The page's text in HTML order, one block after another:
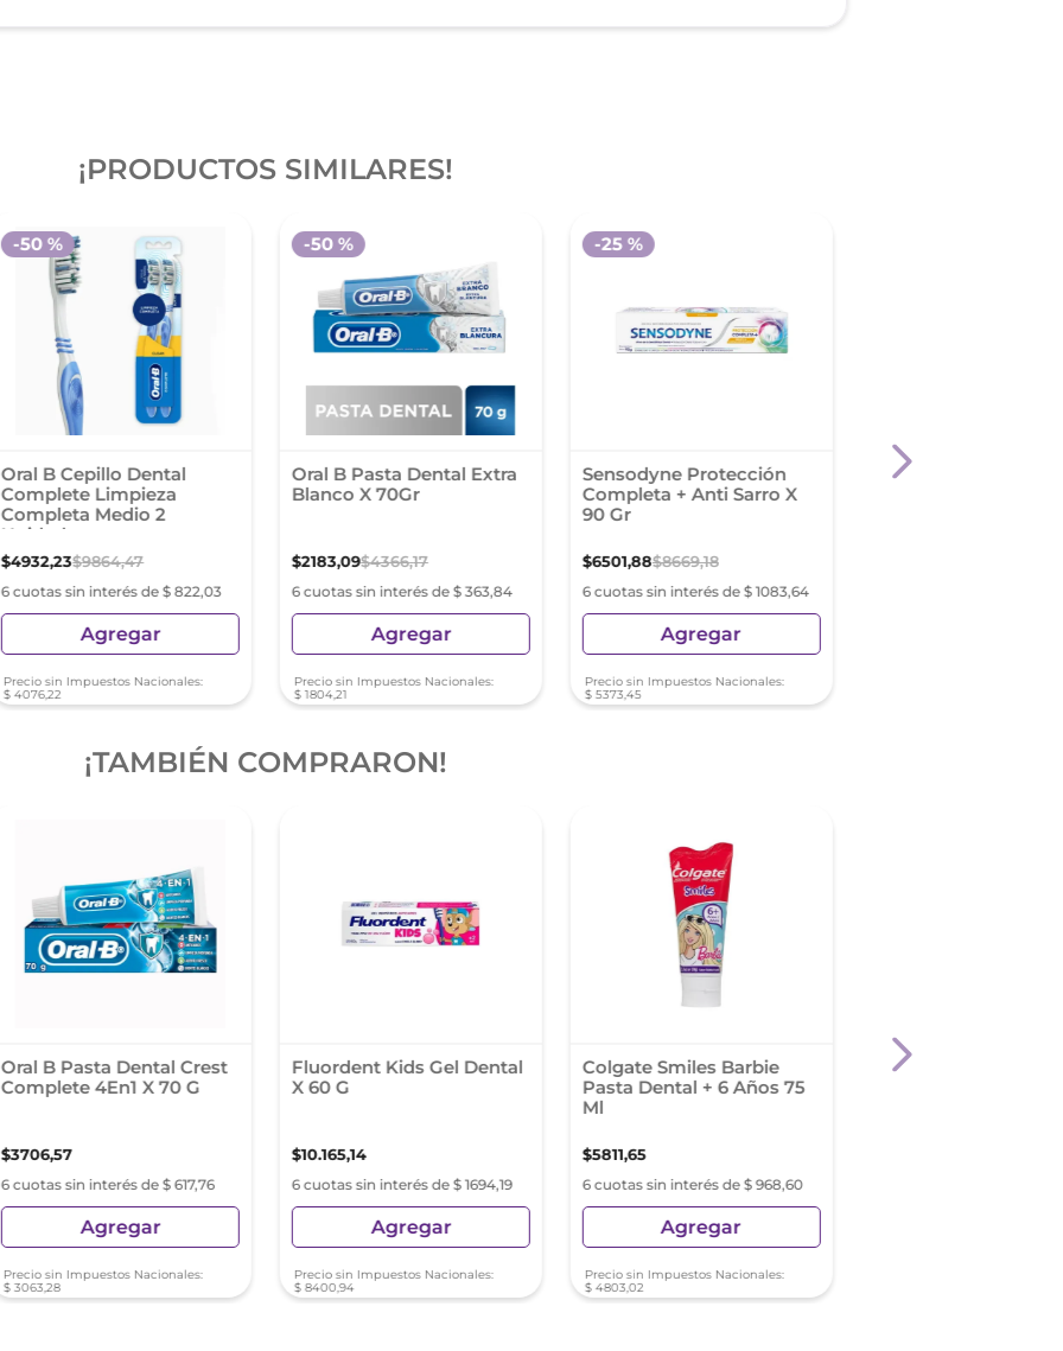
¡PRODUCTOS SIMILARES!
Oral B Cepillo Dental
Complete Limpieza
Completa Medio 2
Unidades
$4932,23$9864,47
6 cuotas sin interés de $ 822,03
-50 %
Agregar
Precio sin Impuestos Nacionales:
$ 4076,22
Oral B Pasta Dental Extra
Blanco X 70Gr
$2183,09$4366,17
6 cuotas sin interés de $ 363,84
-50 %
Agregar
Precio sin Impuestos Nacionales:
$ 1804,21
Sensodyne Protección
Completa + Anti Sarro X
90 Gr
$6501,88$8669,18
6 cuotas sin interés de $ 1083,64
-25 %
Agregar
Precio sin Impuestos Nacionales:
$ 5373,45
Pasta Dental Odol
¡TAMBIÉN COMPRARON!
Oral B Pasta Dental Crest
Complete 4En1 X 70 G
$3706,57
6 cuotas sin interés de $ 617,76
Agregar
Precio sin Impuestos Nacionales:
$ 3063,28
Fluordent Kids Gel Dental
X 60 G
$10.165,14
6 cuotas sin interés de $ 1694,19
Agregar
Precio sin Impuestos Nacionales:
$ 8400,94
Colgate Smiles Barbie
Pasta Dental + 6 Años 75
Ml
$5811,65
6 cuotas sin interés de $ 968,60
Agregar
Precio sin Impuestos Nacionales:
$ 4803,02
Colgate Pasta Dental